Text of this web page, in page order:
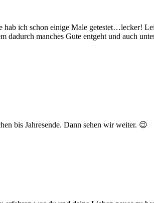
ich schon einige Male getestet…lecker!
manches Gute entgeht und auch
bis Jahresende. Dann sehen wir weiter. 😉